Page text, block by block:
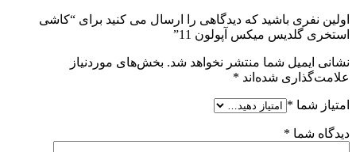
اولین نفری باشید که دیدگاهی را ارسال می کنید برای “کاشی
استخری گلدیس میکس آپولون 11”
نشانی ایمیل شما منتشر نخواهد شد. بخش‌های موردنیاز
علامت‌گذاری شده‌اند *
امتیاز شما *
دیدگاه شما *